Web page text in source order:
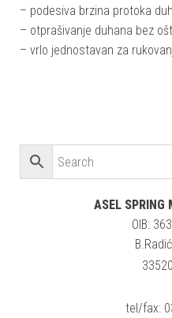
– podesiva brzina protoka
– otprašivanje duhana bez
– vrlo jednostavan za
ASEL SPRING
OIB:
tel/fax: